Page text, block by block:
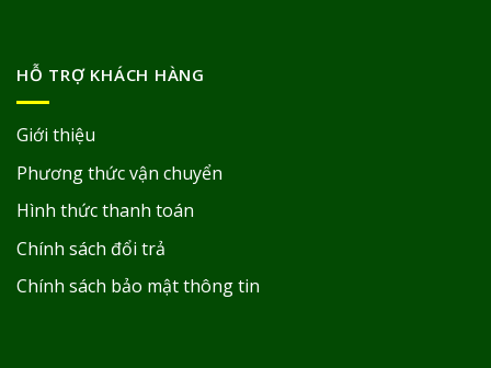
HỖ TRỢ KHÁCH HÀNG
Giới thiệu
Phương thức vận chuyển
Hình thức thanh toán
Chính sách đổi trả
Chính sách bảo mật thông tin